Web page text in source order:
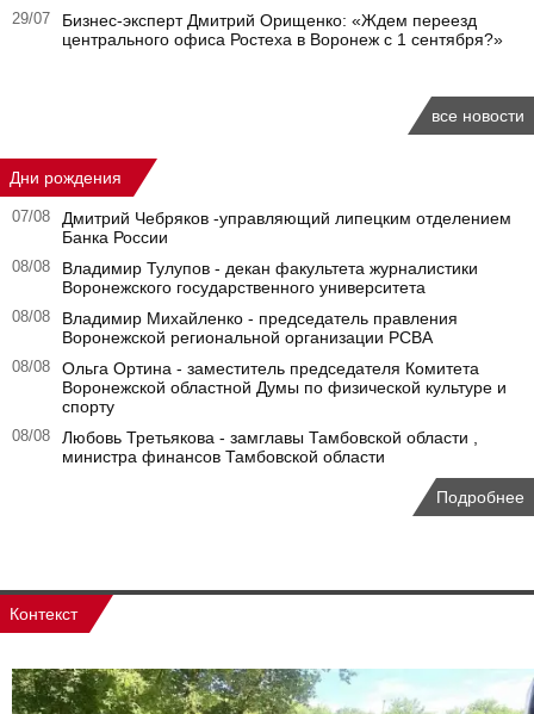
29/07
Бизнес-эксперт Дмитрий Орищенко: «Ждем переезд
центрального офиса Ростеха в Воронеж с 1 сентября?»
все новости
Дни рождения
07/08
Дмитрий Чебряков -управляющий липецким отделением
Банка России
08/08
Владимир Тулупов - декан факультета журналистики
Воронежского государственного университета
08/08
Владимир Михайленко - председатель правления
Воронежской региональной организации РСВА
08/08
Ольга Ортина - заместитель председателя Комитета
Воронежской областной Думы по физической культуре и
спорту
08/08
Любовь Третьякова - замглавы Тамбовской области ,
министра финансов Тамбовской области
Подробнее
Контекст